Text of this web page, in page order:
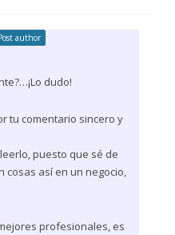
author
dudo!
tu comentario sincero y
puesto que sé de
cosas así en un negocio,
profesionales, es